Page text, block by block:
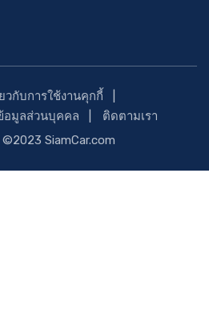
วกับการใช้งานคุกกี้
อมูลส่วนบุคคล
ติดตามเรา
SiamCar.com